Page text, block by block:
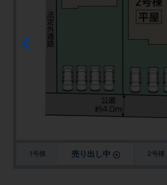
1号棟 売り出し中 2号棟